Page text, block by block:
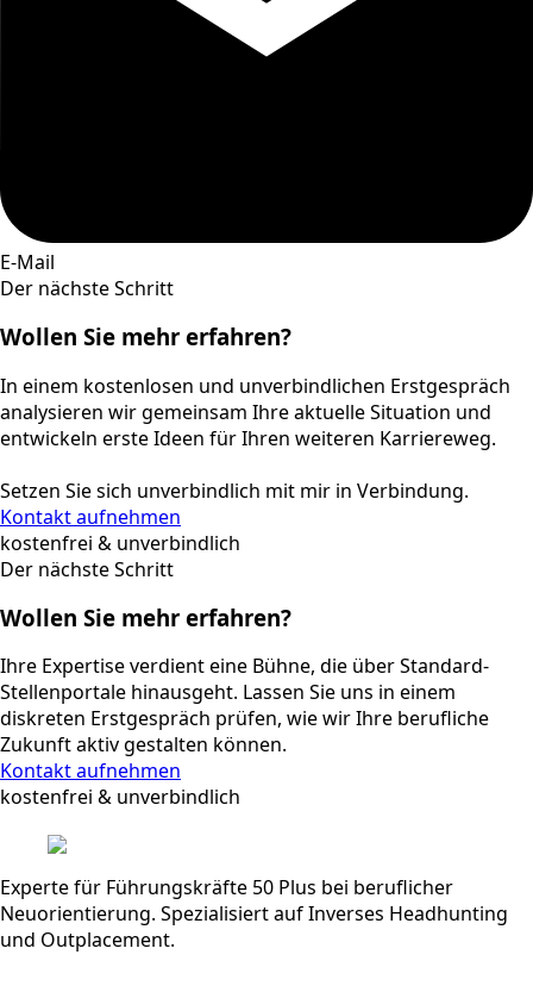
E-Mail
Der nächste Schritt
Wollen Sie mehr erfahren?
In einem kostenlosen und unverbindlichen Erstgespräch
analysieren wir gemeinsam Ihre aktuelle Situation und
entwickeln erste Ideen für Ihren weiteren Karriereweg.
Setzen Sie sich unverbindlich mit mir in Verbindung.
Kontakt aufnehmen
kostenfrei & unverbindlich
Der nächste Schritt
Wollen Sie mehr erfahren?
Ihre Expertise verdient eine Bühne, die über Standard-
Stellenportale hinausgeht. Lassen Sie uns in einem
diskreten Erstgespräch prüfen, wie wir Ihre berufliche
Zukunft aktiv gestalten können.
Kontakt aufnehmen
kostenfrei & unverbindlich
Experte für Führungskräfte 50 Plus bei beruflicher
Neuorientierung. Spezialisiert auf Inverses Headhunting
und Outplacement.